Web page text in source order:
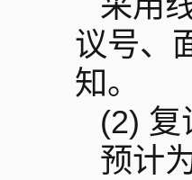
议号、
知。
(2) 复
预计